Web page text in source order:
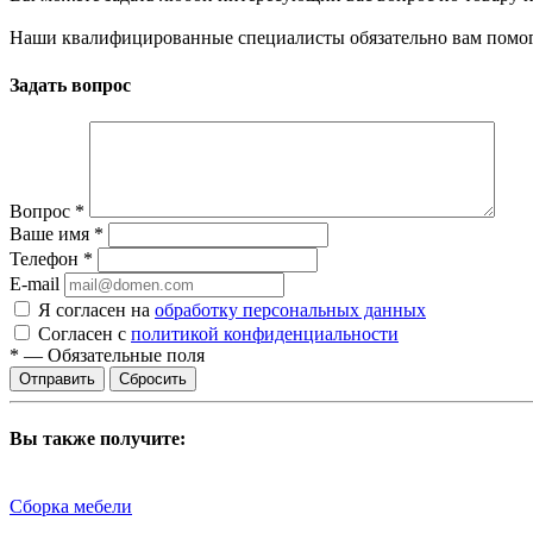
Наши квалифицированные специалисты обязательно вам
Задать вопрос
Вопрос *
Ваше имя *
Телефон *
E-mail
Я согласен на обработку персональных данных
Согласен с политикой конфиденциальности
* — Обязательные поля
Сбросить
Вы также получите:
Сборка мебели